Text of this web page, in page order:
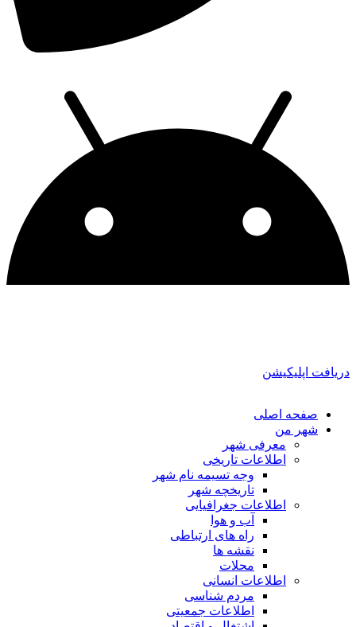
دریافت اپلیکیشن
صفحه اصلی
شهر من
معرفی شهر
اطلاعات تاریخی
وجه تسیمه نام شهر
تاریخچه شهر
اطلاعات جغرافیایی
آب و هوا
راه های ارتباطی
نقشه ها
محلات
اطلاعات انسانی
مردم شناسی
اطلاعات جمعیتی